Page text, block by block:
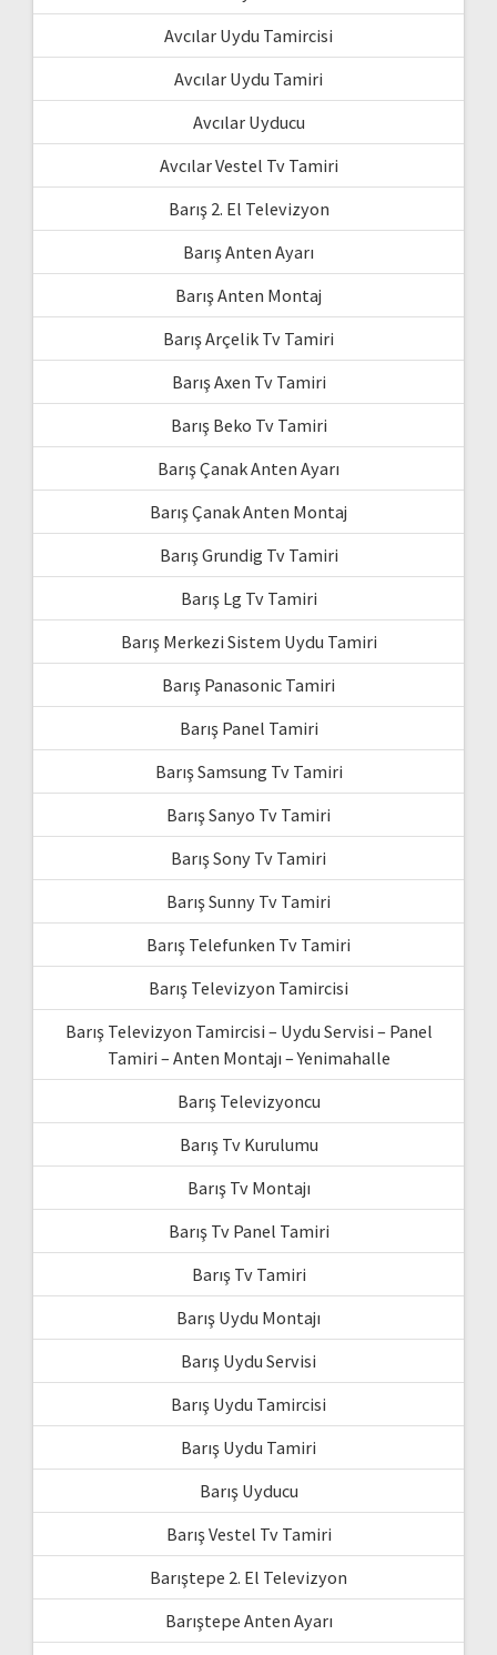
Avcılar Uydu Tamircisi
Avcılar Uydu Tamiri
Avcılar Uyducu
Avcılar Vestel Tv Tamiri
Barış 2. El Televizyon
Barış Anten Ayarı
Barış Anten Montaj
Barış Arçelik Tv Tamiri
Barış Axen Tv Tamiri
Barış Beko Tv Tamiri
Barış Çanak Anten Ayarı
Barış Çanak Anten Montaj
Barış Grundig Tv Tamiri
Barış Lg Tv Tamiri
Barış Merkezi Sistem Uydu Tamiri
Barış Panasonic Tamiri
Barış Panel Tamiri
Barış Samsung Tv Tamiri
Barış Sanyo Tv Tamiri
Barış Sony Tv Tamiri
Barış Sunny Tv Tamiri
Barış Telefunken Tv Tamiri
Barış Televizyon Tamircisi
Barış Televizyon Tamircisi – Uydu Servisi – Panel
Tamiri – Anten Montajı – Yenimahalle
Barış Televizyoncu
Barış Tv Kurulumu
Barış Tv Montajı
Barış Tv Panel Tamiri
Barış Tv Tamiri
Barış Uydu Montajı
Barış Uydu Servisi
Barış Uydu Tamircisi
Barış Uydu Tamiri
Barış Uyducu
Barış Vestel Tv Tamiri
Barıştepe 2. El Televizyon
Barıştepe Anten Ayarı